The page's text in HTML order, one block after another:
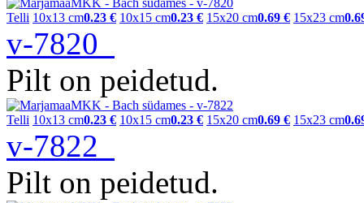
Telli 10x13 cm0.23 € 10x15 cm0.23 € 15x20 cm0.69 € 15x23 cm
v-7820
Pilt on peidetud.
Telli 10x13 cm0.23 € 10x15 cm0.23 € 15x20 cm0.69 € 15x23 cm
v-7822
Pilt on peidetud.